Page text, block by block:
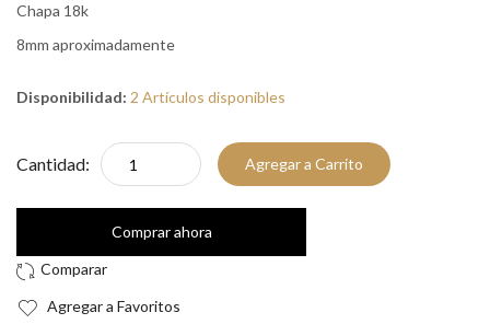
Chapa 18k
8mm aproximadamente
Disponibilidad: 2 Artículos disponibles
Cantidad: Agregar a Carrito
Comprar ahora
Agregar a Favoritos